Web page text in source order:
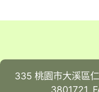
335 桃園市大溪區
3801721,